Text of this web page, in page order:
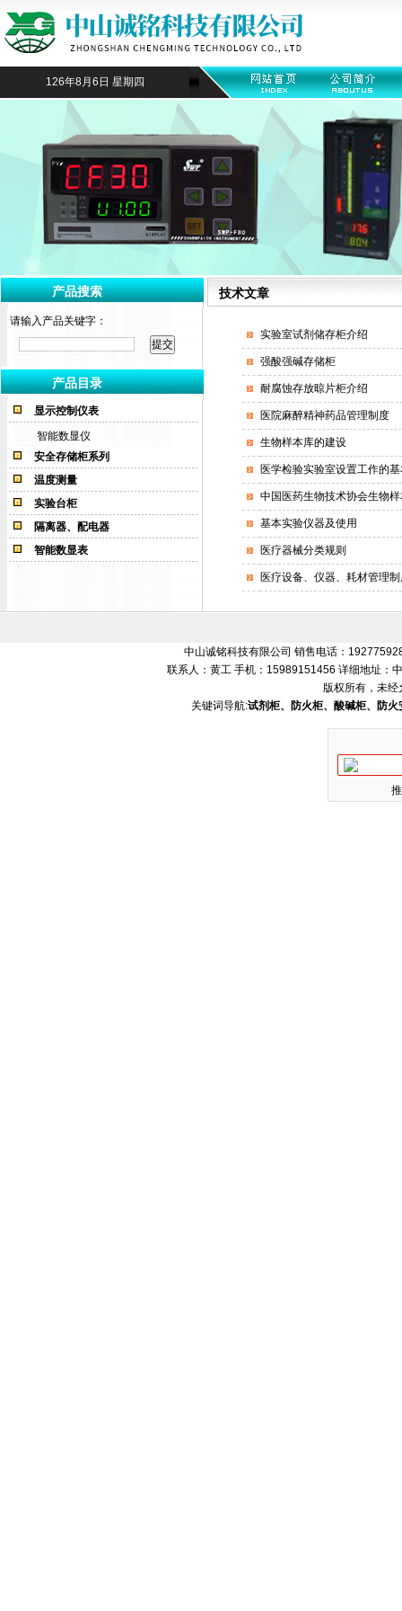
126年8月6日 星期四
产品搜索
请输入产品关键字：
产品目录
显示控制仪表
智能数显仪
安全存储柜系列
温度测量
实验台柜
隔离器、配电器
智能数显表
技术文章
实验室试剂储存柜介绍
强酸强碱存储柜
耐腐蚀存放晾片柜介绍
医院麻醉精神药品管理制度
生物样本库的建设
医学检验实验室设置工作的
中国医药生物技术协会生物
基本实验仪器及使用
医疗器械分类规则
医疗设备、仪器、耗材管理
中山诚铭科技有限公司 销售电话：
联系人：黄工 手机：15989151456 详细地址：
版权所有，未经
关键词导航:试剂柜、防火柜、酸碱柜、防